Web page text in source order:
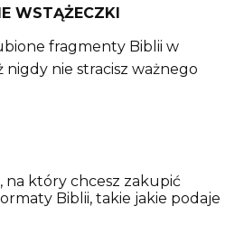
WSTĄŻECZKI
fragmenty Biblii w
nie stracisz ważnego
na który chcesz zakupić
Biblii, takie jakie podaje